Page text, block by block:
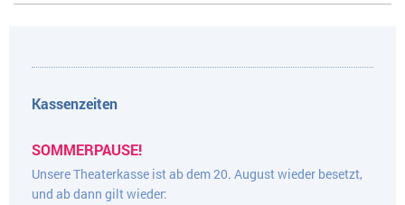
Kassenzeiten
SOMMERPAUSE!
Unsere Theaterkasse ist ab dem 20. August wieder besetzt,
und ab dann gilt wieder: